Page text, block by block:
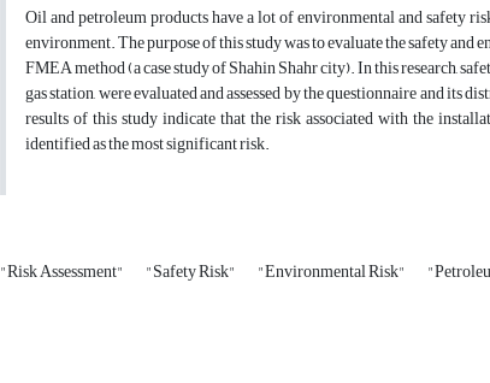
Oil and petroleum products have a lot of environmental and safety
environment. The purpose of this study was to evaluate the safety and
FMEA method (a case study of Shahin Shahr city). In this research,
gas station, were evaluated and assessed by the questionnaire and
results of this study indicate that the risk associated with the
identified as the most significant risk.
"Risk Assessment" "Safety Risk" "Environmental Risk"